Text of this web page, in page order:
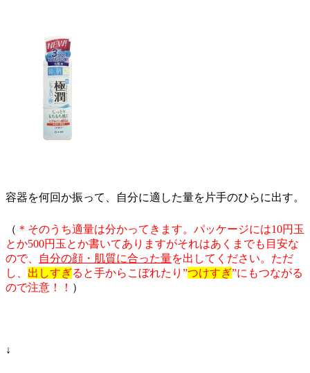
容器を何回か振って、自分に適した量を片手のひらに出す。
（ ＊そのうち適量は分かってきます。パッケージには10円玉
とか500円玉とか書いてありますがそれはあくまでも目安な
ので、
自分の顔・肌質に合った量を出してください。ただ
し、 出しすぎると手からこぼれたり”つけすぎ”にもつながる
ので注意！！ ）
↓